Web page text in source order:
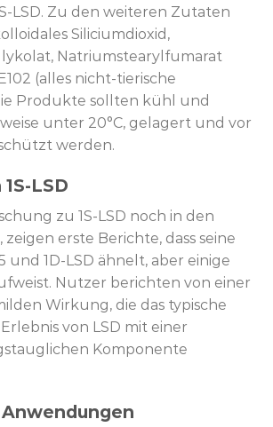
LSD. Zu den weiteren Zutaten
Siliciumdioxid,
Natriumstearylfumarat
(alles nicht-tierische
Produkte sollten kühl und
unter 20°C, gelagert und vor
werden.
LSD
zu 1S-LSD noch in den
erste Berichte, dass seine
und 1D-LSD ähnelt, aber einige
Nutzer berichten von einer
Wirkung, die das typische
von LSD mit einer
Komponente